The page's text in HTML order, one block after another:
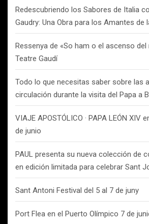
Redescubriendo los Sabores de Italia
Gaudry: Una Obra para los Amantes de
Ressenya de «So ham o el ascenso del
Teatre Gaudí
Todo lo que necesitas saber sobre las
circulación durante la visita del Papa a
VIAJE APOSTÓLICO · PAPA LEÓN XIV
de junio
PAUL presenta su nueva colección de
en edición limitada para celebrar Sant
Sant Antoni Festival del 5 al 7 de juny
Port Flea en el Puerto Olímpico 7 de